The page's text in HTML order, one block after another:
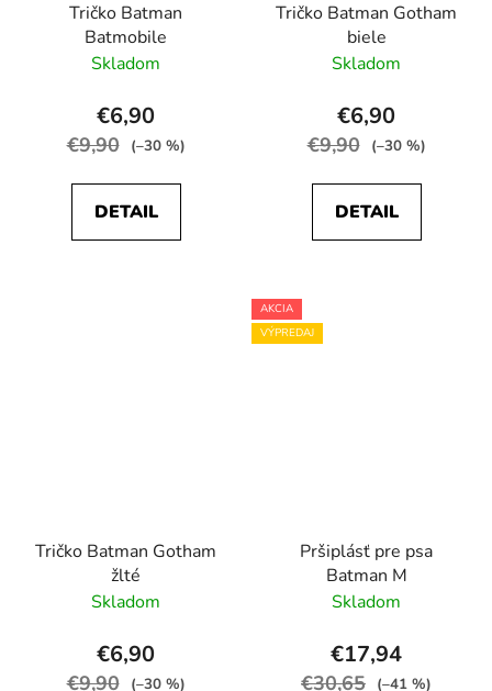
Tričko Batman
Batmobile
Skladom
€6,90
€9,90 (–30 %)
DETAIL
Tričko Batman Gotham
biele
Skladom
€6,90
€9,90 (–30 %)
DETAIL
Tričko Batman Gotham
žlté
Skladom
€6,90
€9,90 (–30 %)
AKCIA
VÝPREDAJ
Pršiplásť pre psa
Batman M
Skladom
€17,94
€30,65 (–41 %)